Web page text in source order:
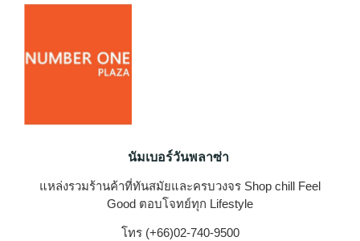
นัมเบอร์วันพลาซ่า
แหล่งรวมร้านค้าที่ทันสมัยและครบวงจร Shop chill Feel
Good ตอบโจทย์ทุก Lifestyle
โทร (+66)02-740-9500